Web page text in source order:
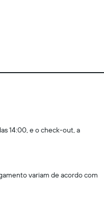
14:00, e o check-out, a
variam de acordo com